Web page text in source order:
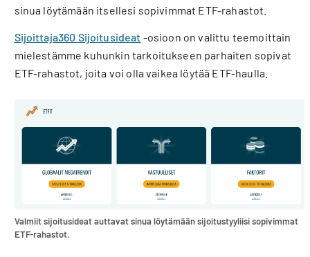
sinua löytämään itsellesi sopivimmat ETF-rahastot.
Sijoittaja360 Sijoitusideat -osioon on valittu teemoittain
mielestämme kuhunkin tarkoitukseen parhaiten sopivat
ETF-rahastot, joita voi olla vaikea löytää ETF-haulla.
Valmiit sijoitusideat auttavat sinua löytämään sijoitustyyliisi sopivimmat
ETF-rahastot.